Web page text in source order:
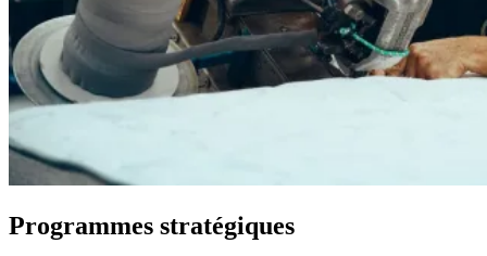
Programmes stratégiques